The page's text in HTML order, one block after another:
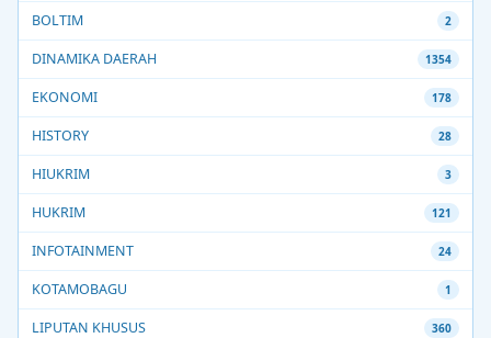
BOLTIM 2
DINAMIKA DAERAH 1354
EKONOMI 178
HISTORY 28
HIUKRIM 3
HUKRIM 121
INFOTAINMENT 24
KOTAMOBAGU 1
LIPUTAN KHUSUS 360